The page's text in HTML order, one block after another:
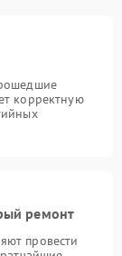
корректную
ремонт
провести